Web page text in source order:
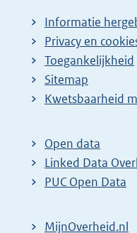
Informatie
Privacy en
Toegankelijkheid
Sitemap
E
t
e
r
Kwetsbaarheid
Open data
Linked Data
PUC Open Data
MijnOverheid.nl